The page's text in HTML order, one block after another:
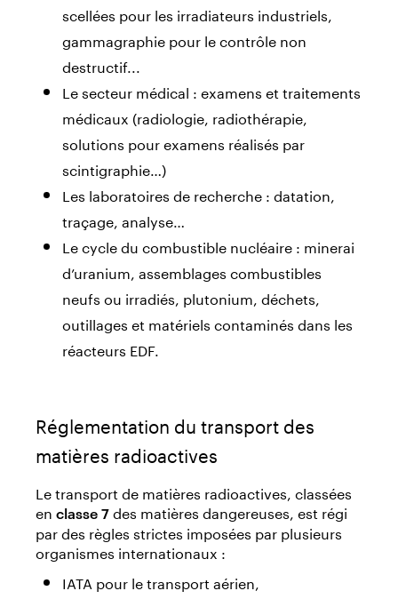
scellées pour les irradiateurs industriels,
gammagraphie pour le contrôle non
destructif...
Le secteur médical : examens et traitements
médicaux (radiologie, radiothérapie,
solutions pour examens réalisés par
scintigraphie…)
Les laboratoires de recherche : datation,
traçage, analyse…
Le cycle du combustible nucléaire : minerai
d’uranium, assemblages combustibles
neufs ou irradiés, plutonium, déchets,
outillages et matériels contaminés dans les
réacteurs EDF.
Réglementation du transport des
matières radioactives
Le transport de matières radioactives, classées
en classe 7des matières dangereuses, est régi
par des règles strictes imposées par plusieurs
organismes internationaux :
IATA pour le transport aérien,